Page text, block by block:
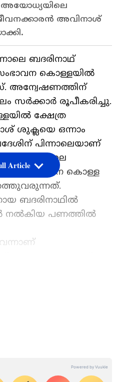
അയോധ്യയിലെ
അവിനാശ്
ബദരിനാഥ്
കൊള്ളയില്‍
അന്വേഷണത്തിന്
സര്‍ക്കാര്‍ രൂപീകരിച്ചു.
ക്ഷേത്ര
ശുക്ലയെ ഒന്നാം
പിന്നാലെയാണ്
സംഭാവന കൊള്ള
ബദരിനാഥില്‍
നല്‍കിയ പണത്തില്‍
തു‍ടർന്ന് പൊലീസില്‍
Article